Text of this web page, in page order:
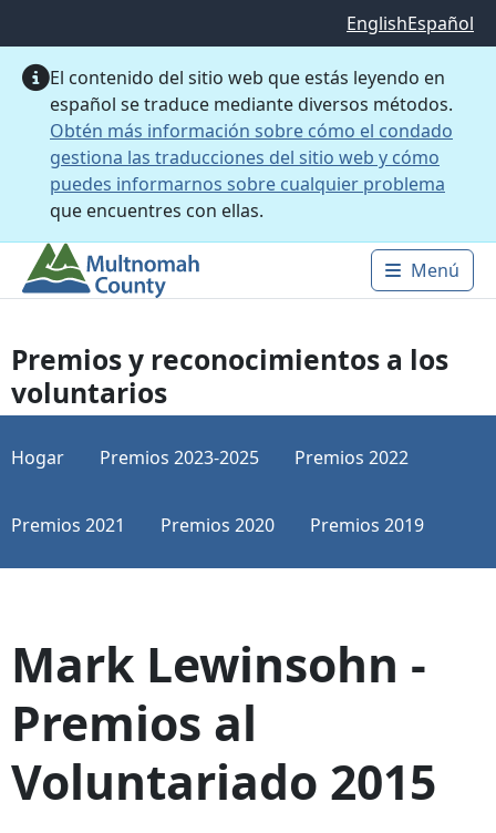
EnglishEspañol
El contenido del sitio web que estás leyendo en
español se traduce mediante diversos métodos.
Obtén más información sobre cómo el condado
gestiona las traducciones del sitio web y cómo
puedes informarnos sobre cualquier problema
que encuentres con ellas.
Main
Menú
Premios y reconocimientos a los
voluntarios
Hogar Premios 2023-2025 Premios 2022
Premios 2021 Premios 2020 Premios 2019
Mark Lewinsohn -
Premios al
Voluntariado 2015